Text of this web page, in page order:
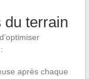
du terrain
après chaque